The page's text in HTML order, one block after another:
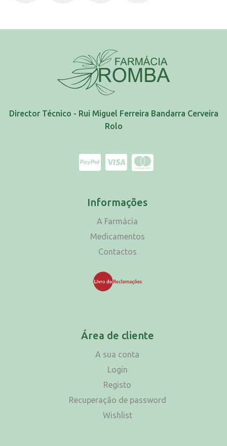
Director Técnico - Rui Miguel Ferreira Bandarra Cerveira
Rolo
Informações
A Farmácia
Medicamentos
Contactos
Área de cliente
A sua conta
Login
Registo
Recuperação de password
Wishlist